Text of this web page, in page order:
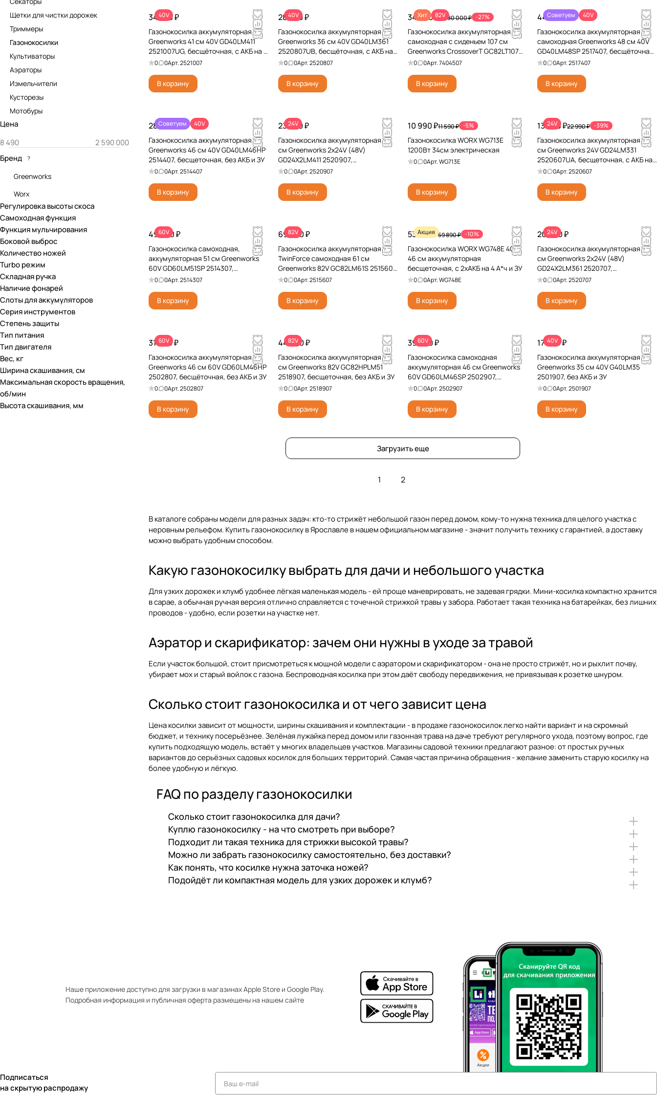
40V
34 970 ₽
Газонокосилка аккумуляторная
Greenworks 41 см 40V GD40LM411
2521007UG, бесщёточная, с АКБ на 5
А*ч и ЗУ
0 0Арт.2521007
В корзину
40V
28 990 ₽
Газонокосилка аккумуляторная
Greenworks 36 см 40V GD40LM361
2520807UB, бесщёточная, с АКБ на
4 А*ч и ЗУ
0 0Арт.2520807
В корзину
Хит 82V
349 000 ₽480 000 ₽ -27%
Газонокосилка аккумуляторная
самоходная с сиденьем 107 см
Greenworks CrossoverT GC82LT107
7404507 82V, бесщёточная, без АКБ
0 0Арт.7404507
В корзину
Советуем 40V
44 990 ₽
Газонокосилка аккумуляторная
самоходная Greenworks 48 см 40V
GD40LM48SP 2517407, бесщёточная,
без АКБ и ЗУ
0 0Арт.2517407
В корзину
Советуем 40V
28 990 ₽
Газонокосилка аккумуляторная
Greenworks 46 см 40V GD40LM46HP
2514407, бесщеточная, без АКБ и ЗУ
0 0Арт.2514407
В корзину
24V
23 990 ₽
Газонокосилка аккумуляторная 41
см Greenworks 2х24V (48V)
GD24X2LM411 2520907,
бесщеточная, без АКБ и ЗУ
0 0Арт.2520907
В корзину
10 990 ₽11 590 ₽ -5%
Газонокосилка WORX WG713E
1200Вт 34см электрическая
0 0Арт.WG713E
В корзину
24V
13 990 ₽22 990 ₽ -39%
Газонокосилка аккумуляторная 33
см Greenworks 24V GD24LM331
2520607UA, бесщеточная, с АКБ на
2 А*ч и ЗУ
0 0Арт.2520607
В корзину
60V
49 990 ₽
Газонокосилка самоходная,
аккумуляторная 51 см Greenworks
60V GD60LM51SP 2514307,
бесщеточная, без АКБ и ЗУ
0 0Арт.2514307
В корзину
82V
69 990 ₽
Газонокосилка аккумуляторная
TwinForce самоходная 61 см
Greenworks 82V GC82LM61S 2515607,
бесщёточная, без АКБ и ЗУ
0 0Арт.2515607
В корзину
Акция
53 890 ₽59 890 ₽ -10%
Газонокосилка WORX WG748E 40V
46 см аккумуляторная
бесщеточная, c 2хАКБ на 4 А*ч и ЗУ
0 0Арт.WG748E
В корзину
24V
20 990 ₽
Газонокосилка аккумуляторная 36
см Greenworks 2х24V (48V)
GD24X2LM361 2520707,
бесщеточная, без АКБ и ЗУ
0 0Арт.2520707
В корзину
60V
31 990 ₽
Газонокосилка аккумуляторная
Greenworks 46 см 60V GD60LM46HP
2502807, бесщёточная, без АКБ и ЗУ
0 0Арт.2502807
В корзину
82V
44 990 ₽
Газонокосилка аккумуляторная 51
см Greenworks 82V GC82HPLM51
2518907, бесщеточная, без АКБ и ЗУ
0 0Арт.2518907
В корзину
60V
39 990 ₽
Газонокосилка самоходная
аккумуляторная 46 см Greenworks
60V GD60LM46SP 2502907,
бесщёточная, без АКБ и ЗУ
0 0Арт.2502907
В корзину
40V
17 990 ₽
Газонокосилка аккумуляторная
Greenworks 35 см 40V G40LM35
2501907, без АКБ и ЗУ
0 0Арт.2501907
В корзину
Загрузить еще
1 2
В каталоге собраны модели для разных задач: кто-то стрижёт небольшой газон перед домом, кому-то нужна техника для целого участка с
неровным рельефом. Купить газонокосилку в Ярославле в нашем официальном магазине - значит получить технику с гарантией, а доставку
можно выбрать удобным способом.
Какую газонокосилку выбрать для дачи и небольшого участка
Для узких дорожек и клумб удобнее лёгкая маленькая модель - ей проще маневрировать, не задевая грядки. Мини-косилка компактно хранится
в сарае, а обычная ручная версия отлично справляется с точечной стрижкой травы у забора. Работает такая техника на батарейках, без лишних
проводов - удобно, если розетки на участке нет.
Аэратор и скарификатор: зачем они нужны в уходе за травой
Если участок большой, стоит присмотреться к мощной модели с аэратором и скарификатором - она не просто стрижёт, но и рыхлит почву,
убирает мох и старый войлок с газона. Беспроводная косилка при этом даёт свободу передвижения, не привязывая к розетке шнуром.
Сколько стоит газонокосилка и от чего зависит цена
Цена косилки зависит от мощности, ширины скашивания и комплектации - в продаже газонокосилок легко найти вариант и на скромный
бюджет, и технику посерьёзнее. Зелёная лужайка перед домом или газонная трава на даче требуют регулярного ухода, поэтому вопрос, где
купить подходящую модель, встаёт у многих владельцев участков. Магазины садовой техники предлагают разное: от простых ручных
вариантов до серьёзных садовых косилок для больших территорий. Самая частая причина обращения - желание заменить старую косилку на
более удобную и лёгкую.
FAQ по разделу газонокосилки
Сколько стоит газонокосилка для дачи?
Куплю газонокосилку - на что смотреть при выборе?
Подходит ли такая техника для стрижки высокой травы?
Можно ли забрать газонокосилку самостоятельно, без доставки?
Как понять, что косилке нужна заточка ножей?
Подойдёт ли компактная модель для узких дорожек и клумб?
Щетки для чистки дорожек
Триммеры
Газонокосилки
Культиваторы
Аэраторы
Измельчители
Кусторезы
Мотобуры
Цена
Бренд ?
Greenworks
Worx
Регулировка высоты скоса
Самоходная функция
Функция мульчирования
Боковой выброс
Количество ножей
Turbo режим
Складная ручка
Наличие фонарей
Слоты для аккумуляторов
Серия инструментов
Степень защиты
Тип питания
Тип двигателя
Вес, кг
Ширина скашивания, см
Максимальная скорость вращения,
об/мин
Высота скашивания, мм
Наше приложение доступно для загрузки в магазинах Apple Store и Google Play.
Подробная информация и публичная оферта размещены на нашем сайте
Подписаться
на скрытую распродажу